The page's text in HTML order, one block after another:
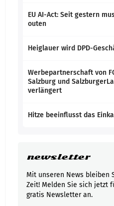
EU AI-Act: Seit gestern
outen
Heiglauer wird DPD-
Werbepartnerschaft von
Salzburg und
verlängert
Hitze beeinflusst das
newsletter
Mit unseren News bleiben
Zeit! Melden Sie sich jetzt
gratis Newsletter an.